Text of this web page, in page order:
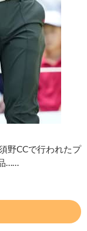
野CCで行われたプ
……